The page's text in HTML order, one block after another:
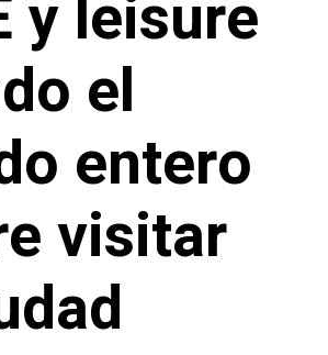
y leisure
el
entero
visitar